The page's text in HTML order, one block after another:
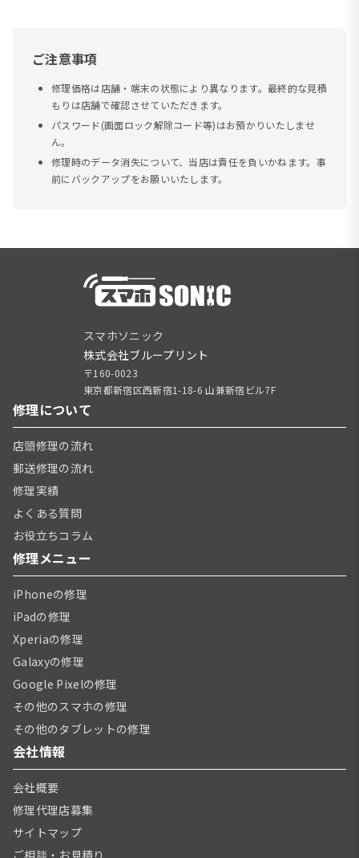
ご注意事項
修理価格は店舗・端末の状態により異なります。最終的な見積
もりは店舗で確認させていただきます。
パスワード(画面ロック解除コード等)はお預かりいたしませ
ん。
修理時のデータ消失について、当店は責任を負いかねます。事
前にバックアップをお願いいたします。
スマホソニック
株式会社ブループリント
〒160-0023
東京都新宿区西新宿1-18-6 山兼新宿ビル7F
修理について
店頭修理の流れ
郵送修理の流れ
修理実績
よくある質問
お役立ちコラム
修理メニュー
iPhoneの修理
iPadの修理
Xperiaの修理
Galaxyの修理
Google Pixelの修理
その他のスマホの修理
その他のタブレットの修理
会社情報
会社概要
修理代理店募集
サイトマップ